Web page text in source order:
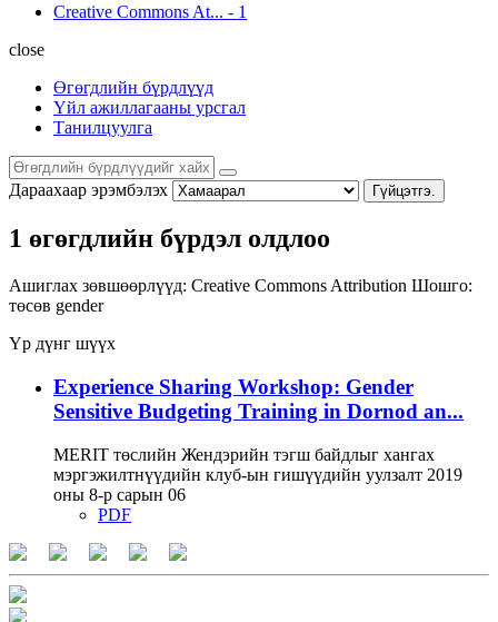
Creative Commons At... - 1
close
Өгөгдлийн бүрдлүүд
Үйл ажиллагааны урсгал
Танилцуулга
Дараахаар эрэмбэлэх Гүйцэтгэ.
1 өгөгдлийн бүрдэл олдлоо
Ашиглах зөвшөөрлүүд: Creative Commons Attribution Шошго:
төсөв gender
Үр дүнг шүүх
Experience Sharing Workshop: Gender
Sensitive Budgeting Training in Dornod an...
MERIT төслийн Жендэрийн тэгш байдлыг хангах
мэргэжилтнүүдийн клуб-ын гишүүдийн уулзалт 2019
оны 8-р сарын 06
PDF